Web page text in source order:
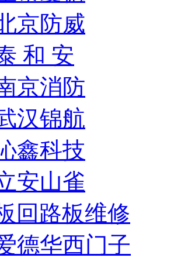
京防威
和 安
京消防
汉锦航
鑫科技
安山雀
回路板维修
德华西门子